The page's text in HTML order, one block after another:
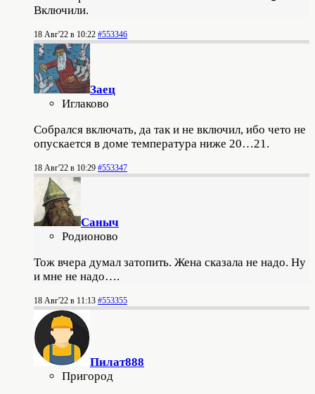
Включили.
18 Авг'22 в 10:22 #553346
Заец
Иглаково
Собрался включать, да так и не включил, ибо чето не
опускается в доме температура ниже 20…21.
18 Авг'22 в 10:29 #553347
Саныч
Родионово
Тож вчера думал затопить. Жена сказала не надо. Ну
и мне не надо….
18 Авг'22 в 11:13 #553355
Пилат888
Пригород